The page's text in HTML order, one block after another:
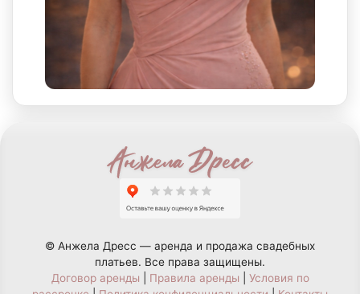
© Анжела Дресс — аренда и продажа свадебных
платьев. Все права защищены.
Договор аренды
Правила аренды
Условия по